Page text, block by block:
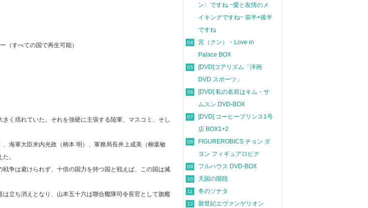
（すべての国で再生可能）
きく揺れていた。それを強硬に主張する陸軍、マスコミ、そし
、海軍大臣米内光政（柄本 明）、軍務局長井上成美（柳葉敏
。
戦争は避けられず、十倍の国力を持つ国と戦えば、この国は滅
立ち消えとなり、山本五十六は聯合艦隊司令長官として旗艦
ン〉ですね ~愛と友情のメ
イキングですね~ 前半+後半
ですね
04
宮（クン）・Love in
Palace BOX
05
[DVD]コアリズム「洋画
DVD スポーツ」
06
[DVD] 私の名前はキム・サ
ムスン DVD-BOX
07
[DVD] コーヒープリンス1号
店 BOX1+2
08
FIGUREROBICS チョン ダ
ヨン フィギュアロビク
09 フルハウス DVD-BOX
10 天国の階段
11 冬のソナタ
12 新世紀エヴァンゲリオン